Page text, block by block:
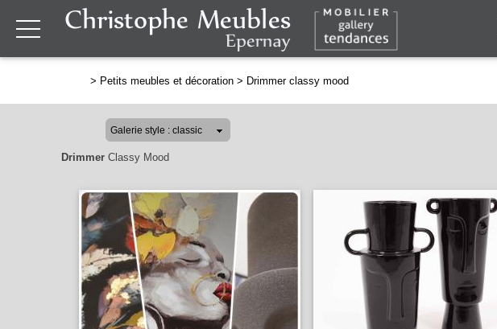
> Petits meubles et décoration > Drimmer classy mood
Drimmer Classy Mood